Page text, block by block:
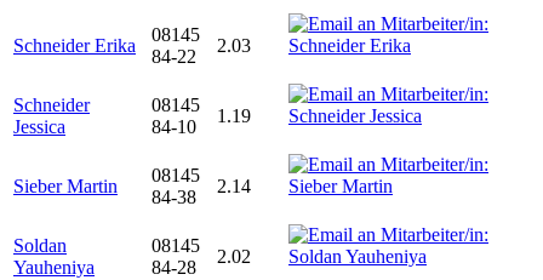
Schneider Erika
08145
84-22
2.03
Schneider
Jessica
08145
84-10
1.19
Sieber Martin
08145
84-38
2.14
Soldan
Yauheniya
08145
84-28
2.02